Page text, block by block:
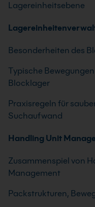
Lagereinheitsebene
Besonderheiten des
Typische
Blocklager
Praxisregeln für
Suchaufwand
Handling Unit
Zusammenspiel von
Management
Packstrukturen,